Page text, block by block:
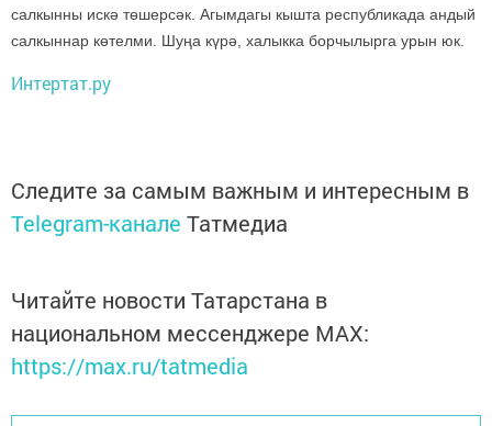
салкынны искә төшерсәк. Агымдагы кышта республикада андый
салкыннар көтелми. Шуңа күрә, халыкка борчылырга урын юк.
Интертат.ру
Следите за самым важным и интересным в
Telegram-канале Татмедиа
Читайте новости Татарстана в
национальном мессенджере MАХ:
https://max.ru/tatmedia